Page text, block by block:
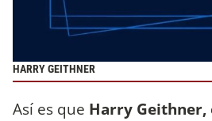
HARRY GEITHNER
Así es que Harry Geithner,